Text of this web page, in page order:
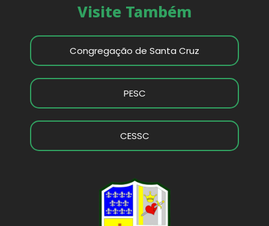
Visite Também
Congregação de Santa Cruz
PESC
CESSC